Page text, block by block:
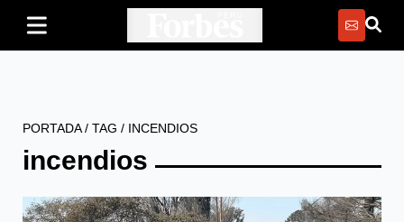
PORTADA/ TAG / INCENDIOS
incendios